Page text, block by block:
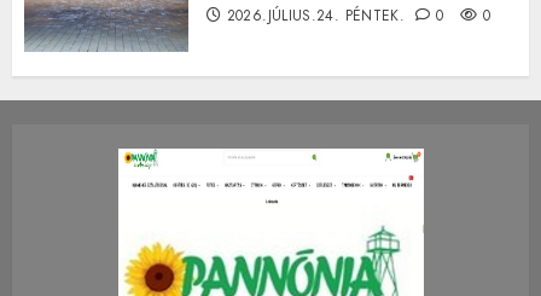
2026.JÚLIUS.24. PÉNTEK. 0 0